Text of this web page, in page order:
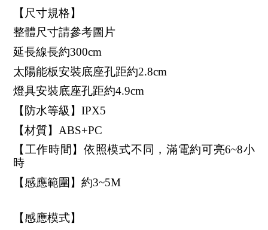
【尺寸規格】
整體尺寸請參考圖片
延長線長約300cm
太陽能板安裝底座孔距約2.8cm
燈具安裝底座孔距約4.9cm
【防水等級】IPX5
【材質】ABS+PC
【工作時間】依照模式不同，滿電約可亮6~8小
時
【感應範圍】約3~5M
【感應模式】